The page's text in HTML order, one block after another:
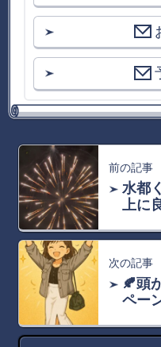
前の記事
水都
上に
次の記事
🍂頭
ペー